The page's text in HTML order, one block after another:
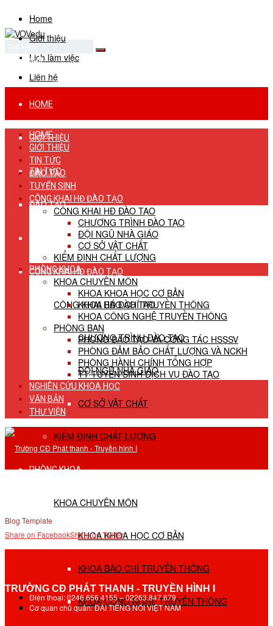
Home
Giới thiệu
Lịch làm việc
Liên hệ
No Result
View All Result
HOME
GIỚI THIỆU
TIN TỨC
ĐÀO TẠO
TUYỂN SINH
CÔNG KHAI HĐ ĐÀO TẠO
CÔNG KHAI HĐ ĐÀO TẠO
CHƯƠNG TRÌNH ĐÀO TẠO
ĐỘI NGŨ NHÀ GIÁO
CƠ SỞ VẬT CHẤT
KIỂM ĐỊNH CHẤT LƯỢNG
PHÒNG KHOA
KHOA CHUYÊN MÔN
KHOA KHOA HỌC CƠ BẢN
KHOA BÁO CHÍ TRUYỀN THÔNG
KHOA CÔNG NGHỆ TRUYỀN THÔNG
HOME
GIỚI THIỆU
TIN TỨC
ĐÀO TẠO
TUYỂN SINH
CÔNG KHAI HĐ ĐÀO TẠO
CÔNG KHAI HĐ ĐÀO TẠO
CHƯƠNG TRÌNH ĐÀO TẠO
ĐỘI NGŨ NHÀ GIÁO
CƠ SỞ VẬT CHẤT
KIỂM ĐỊNH CHẤT LƯỢNG
PHÒNG KHOA
KHOA CHUYÊN MÔN
KHOA KHOA HỌC CƠ BẢN
KHOA BÁO CHÍ TRUYỀN THÔNG
KHOA CÔNG NGHỆ TRUYỀN THÔNG
PHÒNG BAN
PHÒNG ĐÀO TẠO VÀ CÔNG TÁC HSSSV
PHÒNG ĐẢM BẢO CHẤT LƯỢNG VÀ NCKH
PHÒNG HÀNH CHÍNH TỔNG HỢP
TT TUYỂN SINH DỊCH VỤ ĐÀO TẠO
NGHIÊN CỨU KHOA HỌC
VĂN BẢN
THƯ VIỆN
Blog Template
Share on FacebookShare on Twitter
TRƯỜNG CĐ PHÁT THANH - TRUYỀN HÌNH I
Điện thoại: 0246.656.4155 – 02263.847.679
Cơ quan chủ quản: ĐÀI TIẾNG NÓI VIỆT NAM